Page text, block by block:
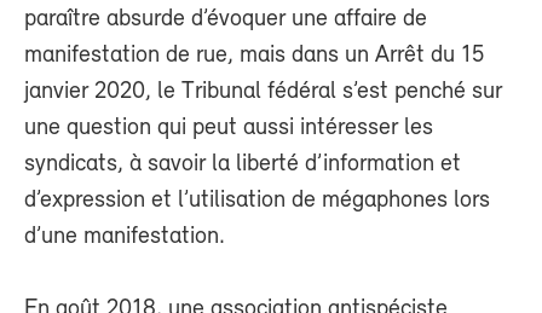
paraître absurde d’évoquer une affaire de
manifestation de rue, mais dans un Arrêt du 15
janvier 2020, le Tribunal fédéral s’est penché sur
une question qui peut aussi intéresser les
syndicats, à savoir la liberté d’information et
d’expression et l’utilisation de mégaphones lors
d’une manifestation.